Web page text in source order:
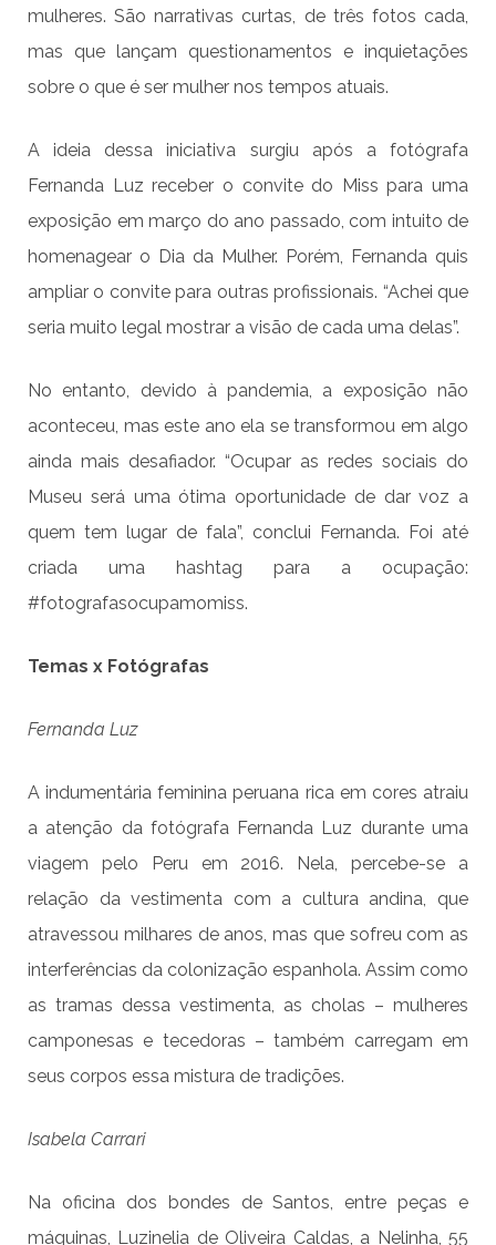
mulheres. São narrativas curtas, de três fotos cada,
mas que lançam questionamentos e inquietações
sobre o que é ser mulher nos tempos atuais.
A ideia dessa iniciativa surgiu após a fotógrafa
Fernanda Luz receber o convite do Miss para uma
exposição em março do ano passado, com intuito de
homenagear o Dia da Mulher. Porém, Fernanda quis
ampliar o convite para outras profissionais. “Achei que
seria muito legal mostrar a visão de cada uma delas”.
No entanto, devido à pandemia, a exposição não
aconteceu, mas este ano ela se transformou em algo
ainda mais desafiador. “Ocupar as redes sociais do
Museu será uma ótima oportunidade de dar voz a
quem tem lugar de fala”, conclui Fernanda. Foi até
criada uma hashtag para a ocupação:
#fotografasocupamomiss.
Temas x Fotógrafas
Fernanda Luz
A indumentária feminina peruana rica em cores atraiu
a atenção da fotógrafa Fernanda Luz durante uma
viagem pelo Peru em 2016. Nela, percebe-se a
relação da vestimenta com a cultura andina, que
atravessou milhares de anos, mas que sofreu com as
interferências da colonização espanhola. Assim como
as tramas dessa vestimenta, as cholas – mulheres
camponesas e tecedoras – também carregam em
seus corpos essa mistura de tradições.
Isabela Carrari
Na oficina dos bondes de Santos, entre peças e
máquinas, Luzinelia de Oliveira Caldas, a Nelinha, 55